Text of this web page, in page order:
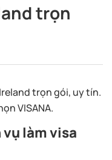
trọn
trọn gói, uy tín.
VISANA.
làm visa